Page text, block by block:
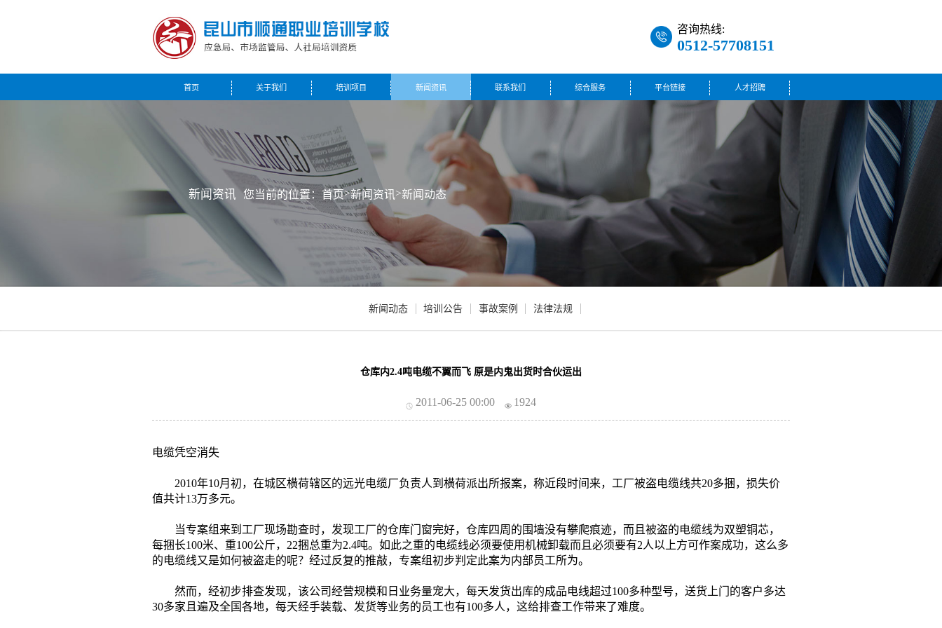
咨询热线:
0512-57708151
咨询热线:
0512-57361703
0512-57725086
首页 关于我们 培训项目 新闻资讯 联系我们 综合服务 平台链接 人才招聘
新闻资讯 您当前的位置：首页>新闻资讯>新闻动态
新闻动态 培训公告 事故案例 法律法规
仓库内2.4吨电缆不翼而飞 原是内鬼出货时合伙运出
2011-06-25 00:00 1924
电缆凭空消失
2010年10月初，在城区横荷辖区的远光电缆厂负责人到横荷派出所报案，称近段时间来，工厂被盗电缆线共20多捆，损失价
值共计13万多元。
当专案组来到工厂现场勘查时，发现工厂的仓库门窗完好，仓库四周的围墙没有攀爬痕迹，而且被盗的电缆线为双塑铜芯，
每捆长100米、重100公斤，22捆总重为2.4吨。如此之重的电缆线必须要使用机械卸载而且必须要有2人以上方可作案成功，这么多
的电缆线又是如何被盗走的呢？经过反复的推敲，专案组初步判定此案为内部员工所为。
然而，经初步排查发现，该公司经营规模和日业务量宠大，每天发货出库的成品电线超过100多种型号，送货上门的客户多达
30多家且遍及全国各地，每天经手装载、发货等业务的员工也有100多人，这给排查工作带来了难度。